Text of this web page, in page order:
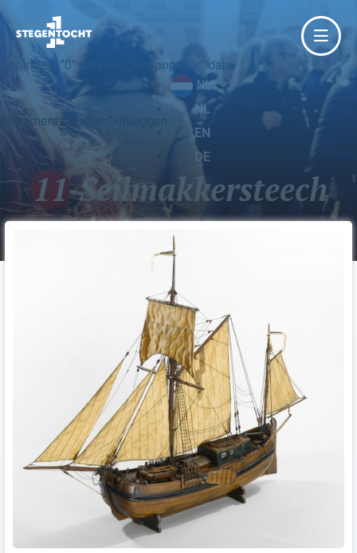
' tabindex="0" data-toggle="popover" data-
placement="bottom">Inloggen
NL
NL
EN
DE
11Seilmakkersteech